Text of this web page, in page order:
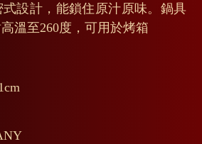
設計，能鎖住原汁原味。鍋具
溫至260度，可用於烤箱